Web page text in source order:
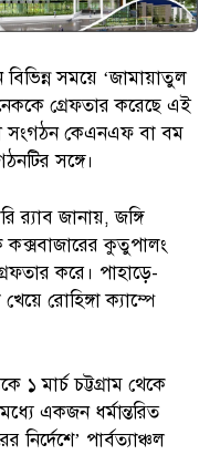
সময়ে ‘জামায়াতুল
গ্রেফতার করেছে এই
সংগঠন কেএনএফ বা বম
সঙ্গে।
র‌্যাব জানায়, জঙ্গি
কক্সবাজারের কুতুপালং
করে। পাহাড়ে-
রোহিঙ্গা ক্যাম্পে
১ মার্চ চট্টগ্রাম থেকে
একজন ধর্মান্তরিত
পার্বত্যাঞ্চল